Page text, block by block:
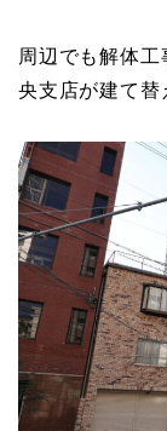
周辺でも解体
央支店が建て替